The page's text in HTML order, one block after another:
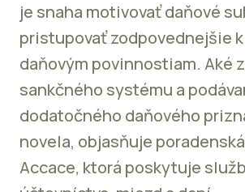
je snaha motivovať daňové
pristupovať zodpovednejšie
daňovým povinnostiam. Aké
sankčného systému a
dodatočného daňového
novela, objasňuje
Accace, ktorá poskytuje